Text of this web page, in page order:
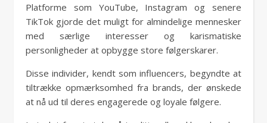
Platforme som YouTube, Instagram og senere
TikTok gjorde det muligt for almindelige mennesker
med særlige interesser og karismatiske
personligheder at opbygge store følgerskarer.
Disse individer, kendt som influencers, begyndte at
tiltrække opmærksomhed fra brands, der ønskede
at nå ud til deres engagerede og loyale følgere.